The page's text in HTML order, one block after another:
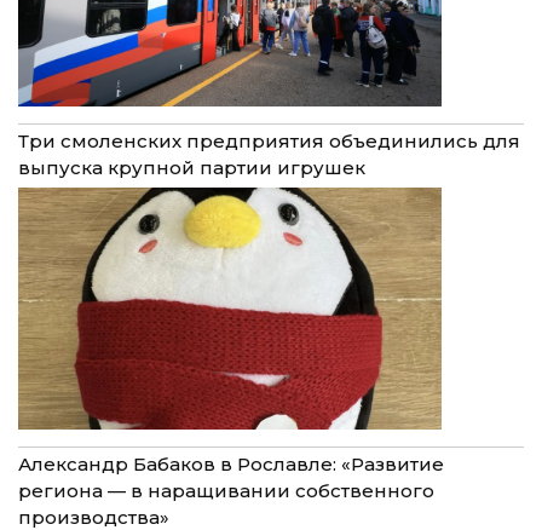
Три смоленских предприятия объединились для
выпуска крупной партии игрушек
Александр Бабаков в Рославле: «Развитие
региона — в наращивании собственного
производства»